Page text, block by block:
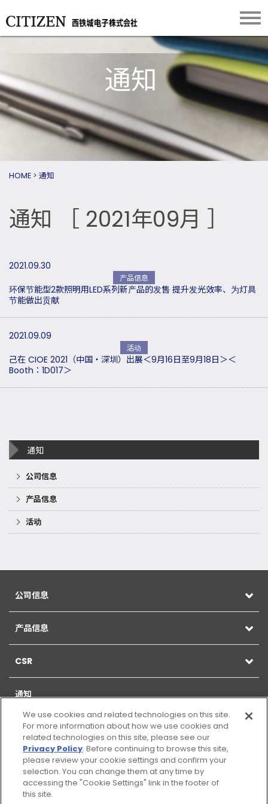
通知
HOME > 通知
通知 ［ 2021年09月 ］
2021.09.30
产品信息
环保节能型2款照明用LED系列新产品的发售 提升发光效率、为灯具
节能做出贡献
2021.09.09
活动
己在 CIOE 2021（中国・深圳）出展＜9月16日至9月18日＞＜
Booth：1D017＞
通知
公司信息
产品信息
活动
公司信息
产品信息
CSR
通知
网站地图
We use cookies and related technologies on this site.
For more information about how we use cookies and
related technologies on this site, please see our
Privacy Policy. Before continuing to browse this site,
please review your cookie settings and confirm your
selection. You can change them at any time by
accessing the "Cookie Settings" link in the footer of
this site.